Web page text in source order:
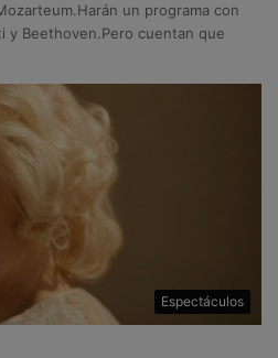
un programa con
y Beethoven.Pero cuentan que
Espectáculos